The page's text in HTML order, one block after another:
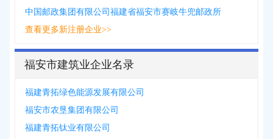
中国邮政集团有限公司福建省福安市赛岐牛兜邮政所
查看更多新注册企业>>
福安市建筑业企业名录
福建青拓绿色能源发展有限公司
福安市农垦集团有限公司
福建青拓钛业有限公司